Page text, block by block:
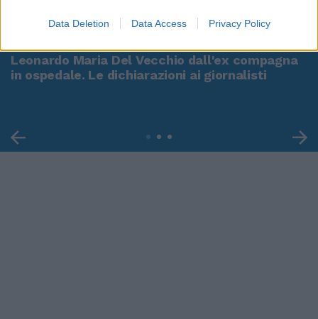
Data Deletion Data Access Privacy Policy
00:00 01:16
Leonardo Maria Del Vecchio dall'ex compagna
in ospedale. Le dichiarazioni ai giornalisti